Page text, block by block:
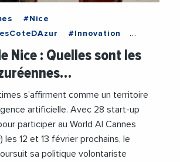
#Nice
#Innovation
#Numerique
#StartUp
Nice : Quelles sont les
s’affirment comme un territoire
artificielle. Avec 28 start-up
participer au World AI Cannes
les 12 et 13 février prochains, le
sa politique volontariste